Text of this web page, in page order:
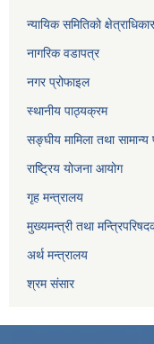
न्यायिक समितिको क्षेत्राधिकार
नागरिक वडापत्र
नगर प्रोफाइल
स्थानीय पाठ्यक्रम
सङ्घीय मामिला तथा
राष्ट्रिय योजना आयोग
गृह मन्त्रालय
मुख्यमन्त्री तथा
अर्थ मन्त्रालय
श्रम संसार